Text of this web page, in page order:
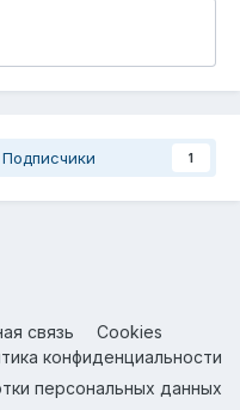
Подписчики 1
связь
Cookies
конфиденциальности
персональных данных